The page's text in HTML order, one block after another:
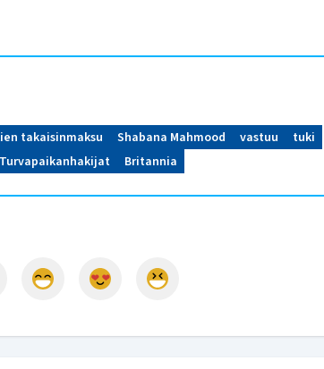
takaisinmaksu Shabana Mahmood vastuu
tuki
Turvapaikanhakijat Britannia